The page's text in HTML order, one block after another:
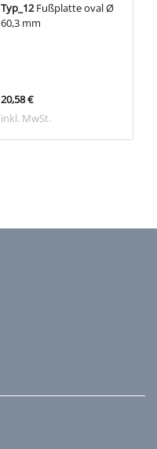
Typ_12Fußplatte oval Ø
60,3 mm
20,58 €
inkl. MwSt.